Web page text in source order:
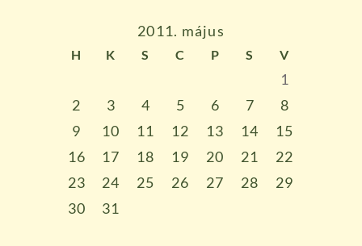
2011. május
H K S C P S V
1
2
3 4 5 6 7
8
9
10 11 12 13 14
15
16
17 18 19 20 21
22
23
24 25 26 27 28
29
30
31